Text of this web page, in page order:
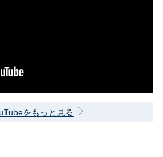
をもっと見る